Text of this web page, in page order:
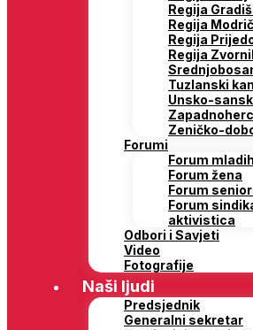
Regija
Regija
Regija
Regija
Tuzlanski
Unsko-
Zeničko-
Forumi
Forum mladih
Forum žena
Forum
Forum
aktivistica
Odbori i Savjeti
Video
Fotografije
Naši ljudi
Predsjednik
Generalni sekretar